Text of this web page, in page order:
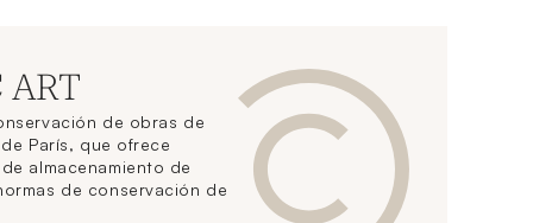
ART
de obras de
París, que ofrece
almacenamiento de
de conservación de